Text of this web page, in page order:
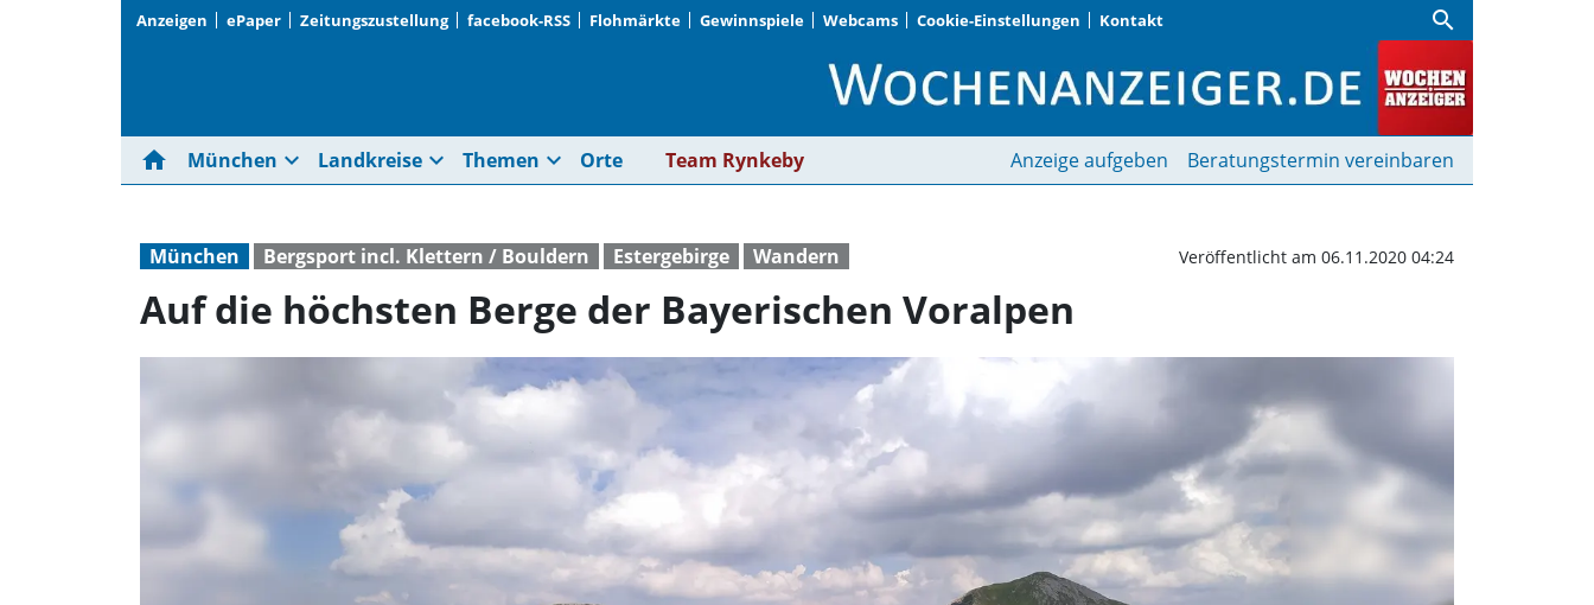
Anzeigen ePaper Zeitungszustellung facebook-RSS Flohmärkte Gewinnspiele Webcams Cookie-Einstellungen Kontakt search
Auf die höchsten Berge der Bayerischen
home München expand_more Landkreise expand_more Themen expand_more Orte Team Rynkeby Anzeige aufgeben Beratungstermin vereinbaren
München Bergsport incl. Klettern / Bouldern Estergebirge Wandern Veröffentlicht am 06.11.2020 04:24
Auf die höchsten Berge der Bayerischen Voralpen